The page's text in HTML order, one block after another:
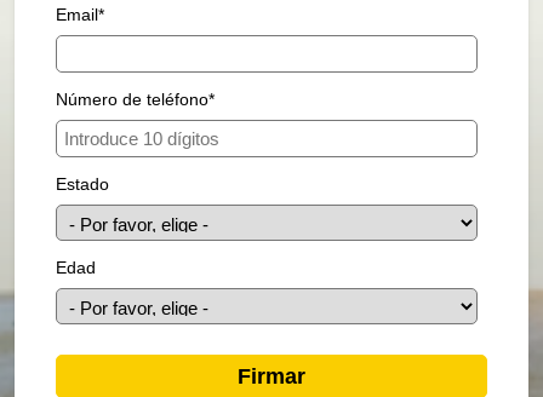
Email*
Número de teléfono*
Estado
Edad